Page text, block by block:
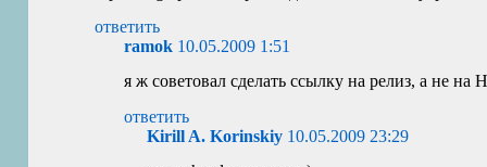
ответить
ramok 10.05.2009 1:51
я ж советовал сделать ссылку на релиз, а не на
ответить
Kirill A. Korinskiy 10.05.2009 23:29